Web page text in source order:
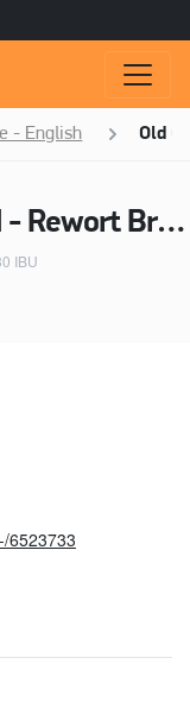
- English Old
Пиво Old Gold - Rewort Brewery
IBU
6523733